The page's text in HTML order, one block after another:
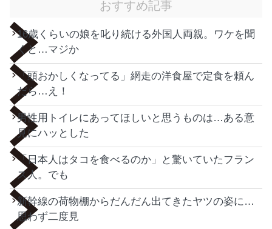
おすすめ記事
16歳くらいの娘を叱り続ける外国人両親。ワケを聞
くと…マジか
「頭おかしくなってる」網走の洋食屋で定食を頼ん
だら…え！
男性用トイレにあってほしいと思うものは…ある意
見にハッとした
「日本人はタコを食べるのか」と驚いていたフラン
ス人。でも
新幹線の荷物棚からだんだん出てきたヤツの姿に…
思わず二度見